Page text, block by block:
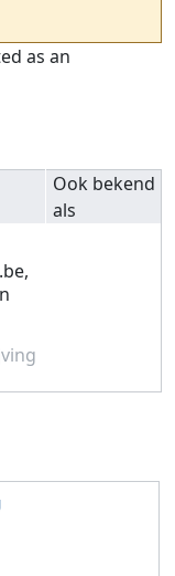
as an
Ook bekend
als